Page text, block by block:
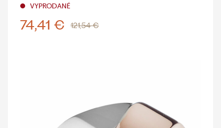
VYPRODANÉ
74,41 € 121,54 €